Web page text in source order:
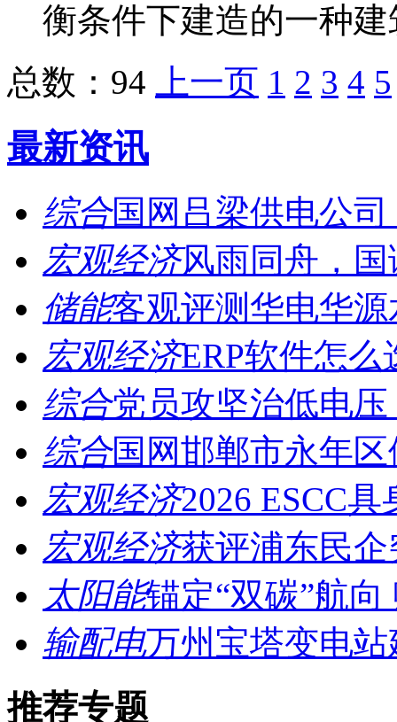
衡条件下建造的一种建
总数：94
上一页 1 2 3 4 5
最新资讯
综合国网吕梁供电公
宏观经济风雨同舟，
储能客观评测华电华
宏观经济ERP软件怎
综合党员攻坚治低电
综合国网邯郸市永年
宏观经济2026 ESCC
宏观经济获评浦东民
太阳能锚定“双碳”航
输配电万州宝塔变电
推荐专题